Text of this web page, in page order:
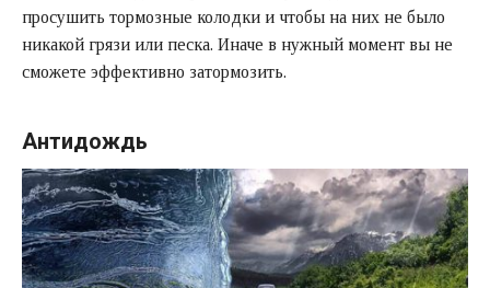
просушить тормозные колодки и чтобы на них не было
никакой грязи или песка. Иначе в нужный момент вы не
сможете эффективно затормозить.
Антидождь